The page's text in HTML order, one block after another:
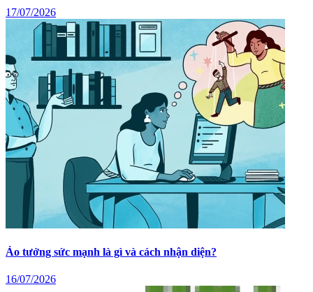
17/07/2026
Ảo tưởng sức mạnh là gì và cách nhận diện?
16/07/2026